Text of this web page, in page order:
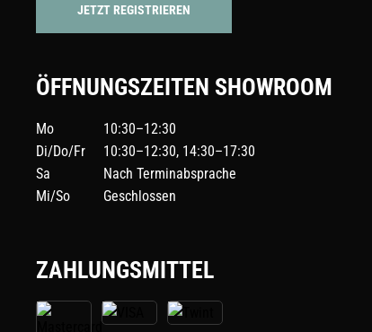
JETZT REGISTRIEREN
ÖFFNUNGSZEITEN SHOWROOM
Mo
10:30–12:30
Di/Do/Fr
10:30–12:30, 14:30–17:30
Sa
Nach Terminabsprache
Mi/So
Geschlossen
ZAHLUNGSMITTEL